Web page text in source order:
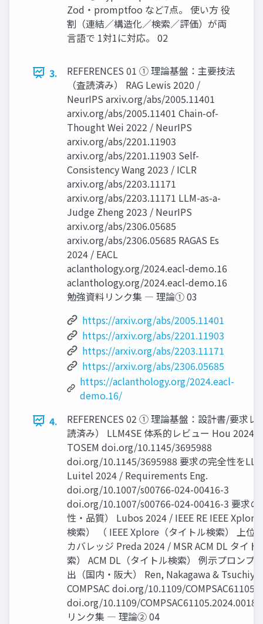
Zod・promptfoo など7点。 使い方 役
割（連結／構造化／検索／評価）が両
言語で 1対1に対応。 02
3.
REFERENCES 01 ① 理論基盤：主要技法
（査読済み） RAG Lewis 2020 /
NeurIPS arxiv.org/abs/2005.11401
arxiv.org/abs/2005.11401 Chain-of-
Thought Wei 2022 / NeurIPS
arxiv.org/abs/2201.11903
arxiv.org/abs/2201.11903 Self-
Consistency Wang 2023 / ICLR
arxiv.org/abs/2203.11171
arxiv.org/abs/2203.11171 LLM-as-a-
Judge Zheng 2023 / NeurIPS
arxiv.org/abs/2306.05685
arxiv.org/abs/2306.05685 RAGAS Es
2024 / EACL
aclanthology.org/2024.eacl-demo.16
aclanthology.org/2024.eacl-demo.16
勉強資料リンク集 ― 理論① 03
https://arxiv.org/abs/2005.11401
https://arxiv.org/abs/2201.11903
https://arxiv.org/abs/2203.11171
https://arxiv.org/abs/2306.05685
https://aclanthology.org/2024.eacl-
demo.16/
4.
REFERENCES 02 ① 理論基盤：設計書/要求レ
読済み） LLM4SE 体系的レビュー Hou 2024 /
TOSEM doi.org/10.1145/3695988
doi.org/10.1145/3695988 要求の完全性を
Luitel 2024 / Requirements Eng.
doi.org/10.1007/s00766-024-00416-3
doi.org/10.1007/s00766-024-00416-3 要求の
性・品質） Lubos 2024 / IEEE RE IEEE
検索） （ IEEE Xplore（タイトル検索） 上位
カバレッジ Preda 2024 / MSR ACM DL タイト
索） ACM DL（タイトル検索） 例示プロンプ
出（国内・阪大） Ren, Nakagawa &
COMPSAC doi.org/10.1109/
doi.org/10.1109/
リンク集 ― 理論② 04